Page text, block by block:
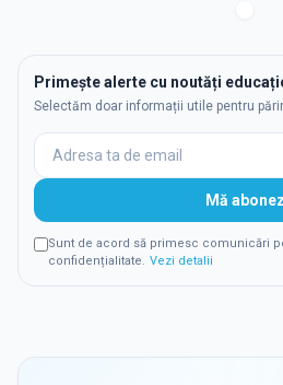
Primește alerte cu noutăți
Selectăm doar informații utile pentru
Mă abonez
Sunt de acord să primesc comunicări
confidențialitate. Vezi detalii